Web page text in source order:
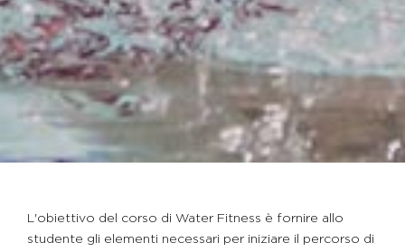
L'obiettivo del corso di Water Fitness è fornire allo
studente gli elementi necessari per iniziare il percorso di